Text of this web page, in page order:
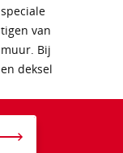
van
Bij
deksel